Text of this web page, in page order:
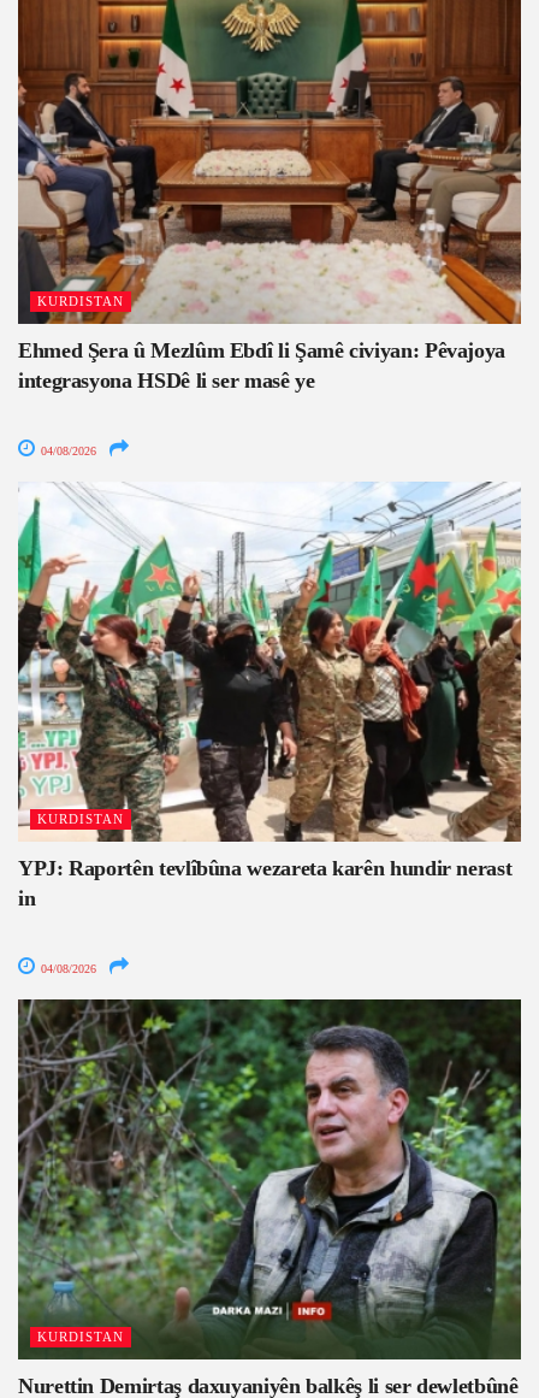
KURDISTAN
Ehmed Şera û Mezlûm Ebdî li Şamê civiyan: Pêvajoya
integrasyona HSDê li ser masê ye
04/08/2026
KURDISTAN
YPJ: Raportên tevlîbûna wezareta karên hundir nerast
in
04/08/2026
KURDISTAN
Nurettin Demirtaş daxuyaniyên balkêş li ser dewletbûnê